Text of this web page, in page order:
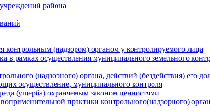
района
контрольным (надзором) органом у контролируемого лица
в рамках осуществления муниципального земельного
(надзорного) органа, действий (бездействия) его
осуществление, муниципального контроля
(ущерба) охраняемым законом ценностями
практики контрольного(надзорного)